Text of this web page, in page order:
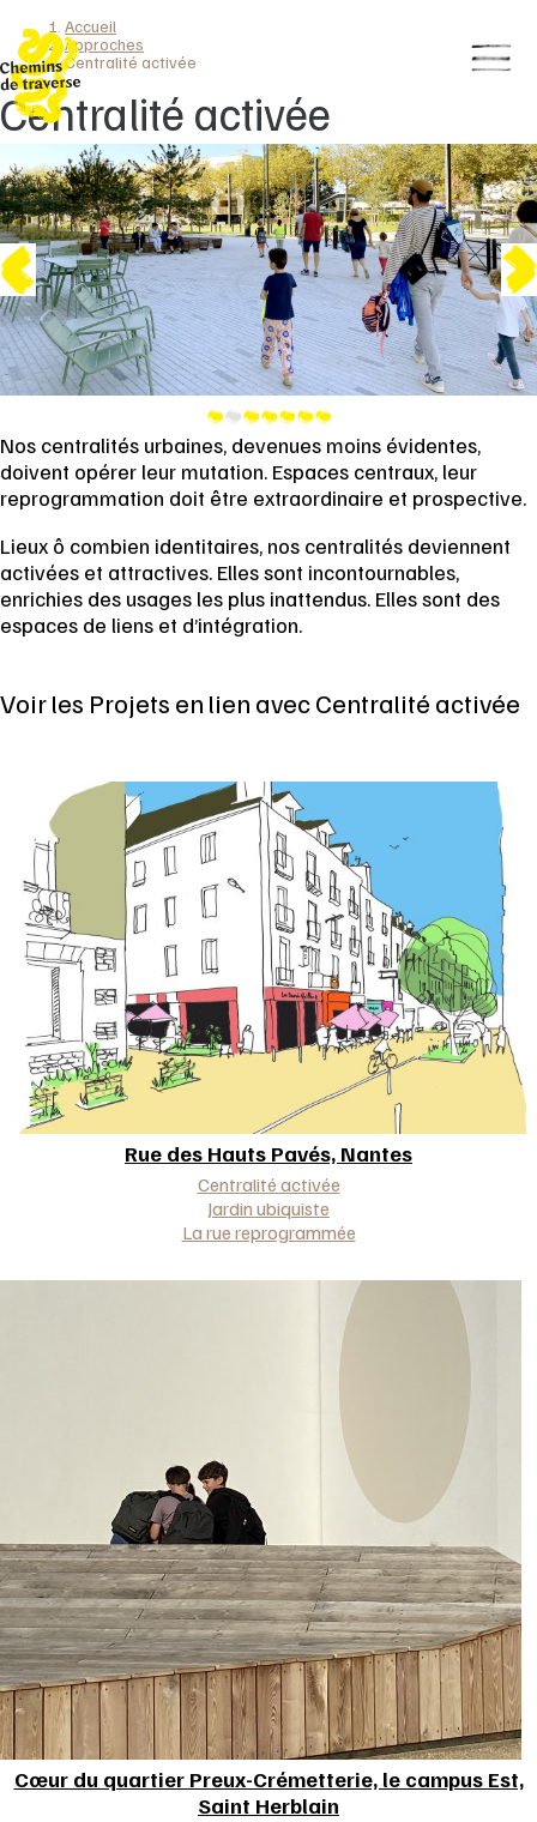
Aller
au
contenu
principal
le
Fil
d'Ariane
Accueil
Approches
Centralité activée
Centralité activée
Image
précédente
Image
suivante
1 2 3 4 5 6 7
Nos centralités urbaines, devenues moins évidentes,
doivent opérer leur mutation. Espaces centraux, leur
reprogrammation doit être extraordinaire et prospective.
Lieux ô combien identitaires, nos centralités deviennent
activées et attractives. Elles sont incontournables,
enrichies des usages les plus inattendus. Elles sont des
espaces de liens et d’intégration.
Voir les Projets en lien avec Centralité activée
Rue des Hauts Pavés, Nantes
Centralité activée
Jardin ubiquiste
La rue reprogrammée
Cœur du quartier Preux-Crémetterie, le campus Est,
Saint Herblain